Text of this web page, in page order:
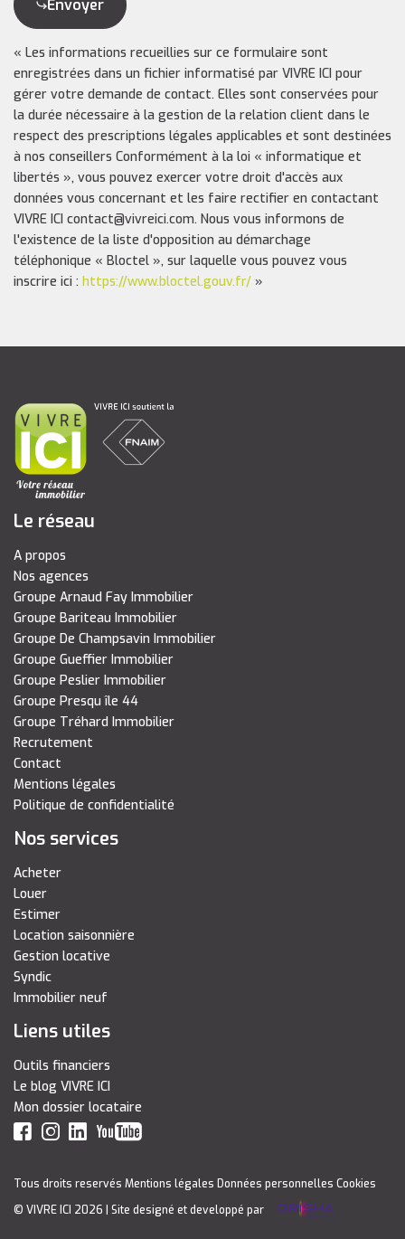
Envoyer
« Les informations recueillies sur ce formulaire sont
enregistrées dans un fichier informatisé par VIVRE ICI pour
gérer votre demande de contact. Elles sont conservées pour
la durée nécessaire à la gestion de la relation client dans le
respect des prescriptions légales applicables et sont destinées
à nos conseillers Conformément à la loi « informatique et
libertés », vous pouvez exercer votre droit d'accès aux
données vous concernant et les faire rectifier en contactant
VIVRE ICI contact@vivreici.com. Nous vous informons de
l'existence de la liste d'opposition au démarchage
téléphonique « Bloctel », sur laquelle vous pouvez vous
inscrire ici : https://www.bloctel.gouv.fr/ »
Le réseau
A propos
Nos agences
Groupe Arnaud Fay Immobilier
Groupe Bariteau Immobilier
Groupe De Champsavin Immobilier
Groupe Gueffier Immobilier
Groupe Peslier Immobilier
Groupe Presqu île 44
Groupe Tréhard Immobilier
Recrutement
Contact
Mentions légales
Politique de confidentialité
Nos services
Acheter
Louer
Estimer
Location saisonnière
Gestion locative
Syndic
Immobilier neuf
Liens utiles
Outils financiers
Le blog VIVRE ICI
Mon dossier locataire
Tous droits reservés Mentions légales Données personnelles Cookies
© VIVRE ICI 2026
| Site designé et developpé par